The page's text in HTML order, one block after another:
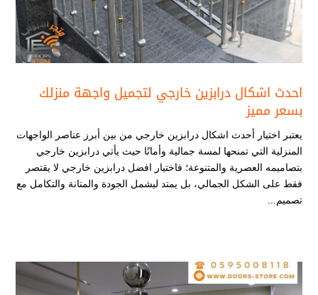
احدث اشكال درابزين خارجي لتجميل واجهة منزلك
بسعر مميز
يعتبر اختيار أحدث اشكال درابزين خارجي​ من بين أبرز عناصر الواجهات
المنزلية التي تمنحها لمسة جمالية وأمانًا حيث يأتي درابزين خارجي
بتصاميمه العصرية والمتنوعة؛ فاختيار افضل درابزين خارجي لا يقتصر
فقط على الشكل الجمالي، بل يمتد ليشمل الجودة والمتانة والتكامل مع
تصميم...